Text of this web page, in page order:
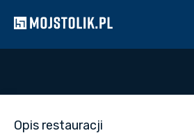
Opis restauracji